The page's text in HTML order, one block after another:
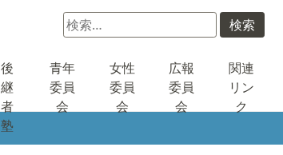
後
継
者
塾
青年
委員
会
女性
委員
会
広報
委員
会
関連
リン
ク
検
索: